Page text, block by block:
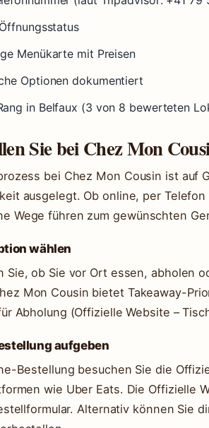
Menükarte mit Preisen
Optionen dokumentiert
in Belfaux (3 von 8 bewerteten
Sie bei Chez Mon
bei Chez Mon Cousin ist auf
ausgelegt. Ob online, per
Wege führen zum gewünschten
wählen
Sie, ob Sie vor Ort essen, abholen
Mon Cousin bietet Takeaway-
Abholung (Offizielle Website –
aufgeben
Bestellung besuchen Sie die
wie Uber Eats. Die Offizielle
Alternativ können Sie